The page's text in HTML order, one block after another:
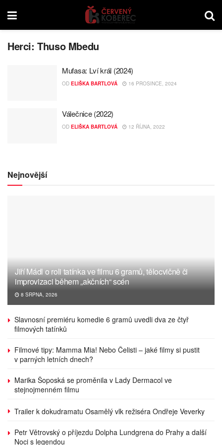
Herci:Thuso Mbedu
Mufasa: Lví král (2024)
OD ELIŠKA BARTLOVÁ 16 PROSINCE, 2024
Válečnice (2022)
OD ELIŠKA BARTLOVÁ 12 ŘÍJNA, 2022
Nejnovější
Jiří Mádl o roli tatínka ve filmu 6 gramů, tělocvičně či
improvizaci během „akčních“ scén
8 SRPNA, 2026
Slavnosní premiéru komedie 6 gramů uvedli dva ze čtyř
filmových tatínků
Filmové tipy: Mamma Mia! Nebo Čelisti – jaké filmy si pustit
v parných letních dnech?
Marika Šoposká se proměnila v Lady Dermacol ve
stejnojmenném filmu
Trailer k dokudramatu Osamělý vlk režiséra Ondřeje Veverky
Petr Větrovský o příjezdu Dolpha Lundgrena do Prahy a další
Noci s legendou